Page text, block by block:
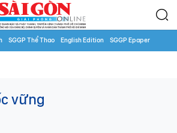
SGGP Thể Thao English Edition SGGP Epaper
vững